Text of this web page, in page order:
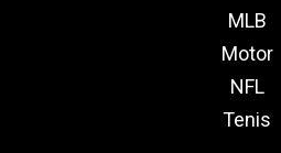
MLB
Motor
NFL
Tenis